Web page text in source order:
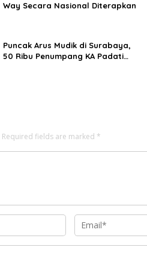
Way Secara Nasional Diterapkan
Puncak Arus Mudik di Surabaya,
50 Ribu Penumpang KA Padati
Required fields are marked *